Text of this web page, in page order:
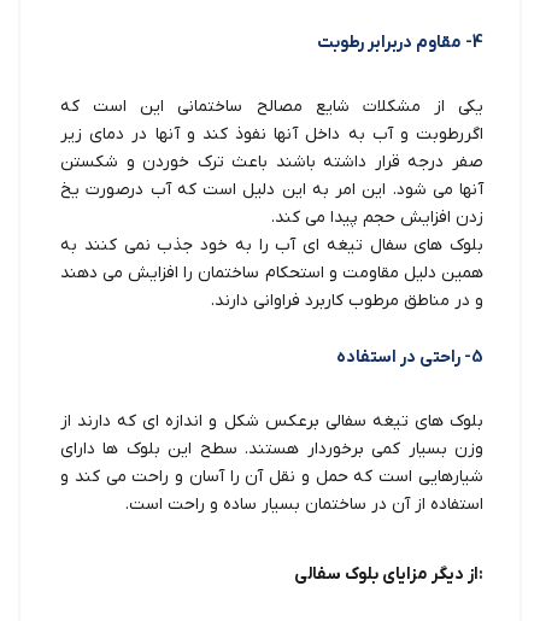
4- مقاوم دربرابر رطوبت
یکی از مشکلات شایع مصالح ساختمانی این است که
اگررطوبت و آب به داخل آنها نفوذ کند و آنها در دمای زیر
صفر درجه قرار داشته باشند باعث ترک خوردن و شکستن
آنها می شود. این امر به این دلیل است که آب درصورت یخ
زدن افزایش حجم پیدا می کند.
بلوک های سفال تیغه ای آب را به خود جذب نمی کنند به
همین دلیل مقاومت و استحکام ساختمان را افزایش می دهند
و در مناطق مرطوب کاربرد فراوانی دارند.
5- راحتی در استفاده
بلوک های تیغه سفالی برعکس شکل و اندازه ای که دارند از
وزن بسیار کمی برخوردار هستند. سطح این بلوک ها دارای
شیارهایی است که حمل و نقل آن را آسان و راحت می کند و
استفاده از آن در ساختمان بسیار ساده و راحت است.
:از دیگر مزایای بلوک سفالی